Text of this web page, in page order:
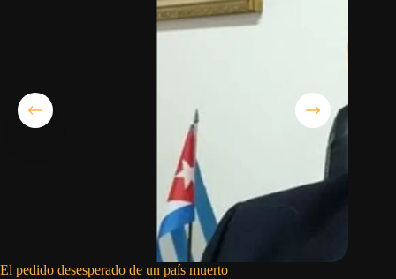
El pedido desesperado de un país muerto